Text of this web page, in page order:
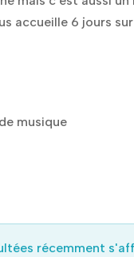
accueille 6 jours
musique
récemment